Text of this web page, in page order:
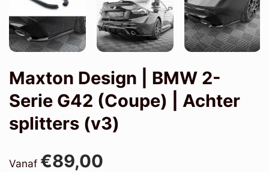
Maxton Design | BMW 2-
Serie G42 (Coupe) | Achter
splitters (v3)
Vanaf €89,00